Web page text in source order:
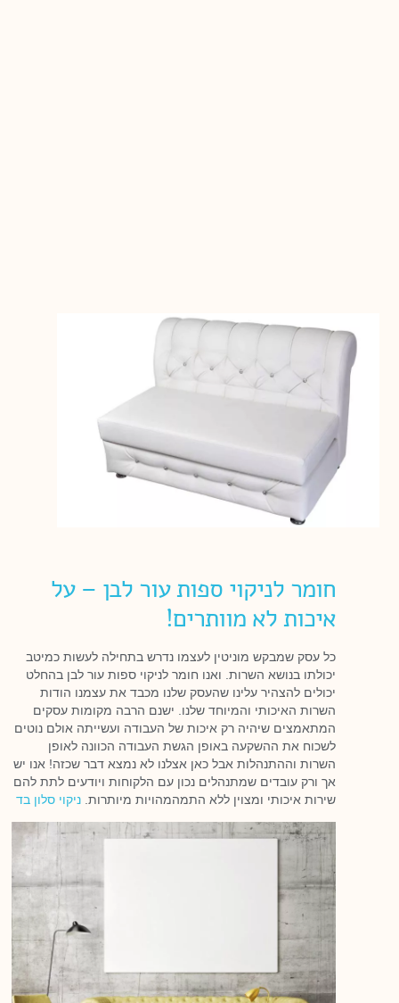
חומר לניקוי ספות עור לבן – על
איכות לא מוותרים!
כל עסק שמבקש מוניטין לעצמו נדרש בתחילה לעשות כמיטב
יכולתו בנושא השרות. ואנו חומר לניקוי ספות עור לבן בהחלט
יכולים להצהיר עלינו שהעסק שלנו מכבד את עצמנו הודות
השרות האיכותי והמיוחד שלנו. ישנם הרבה מקומות עסקים
המתאמצים שיהיה רק איכות של העבודה ועשייתה אולם נוטים
לשכוח את ההשקעה באופן הגשת העבודה הכוונה לאופן
השרות וההתנהלות אבל כאן אצלנו לא נמצא דבר שכזה! אנו יש
אך ורק עובדים שמתנהלים נכון עם הלקוחות ויודעים לתת להם
שירות איכותי ומצוין ללא התמהמהויות מיותרות. ניקוי סלון בד